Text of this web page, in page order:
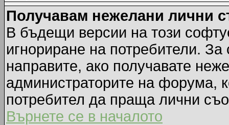
Получавам нежелани лични
В бъдещи версии на този
игнориране на потребители.
направите, ако получавате
администраторите на форума,
потребител да праща лични
Върнете се в началото